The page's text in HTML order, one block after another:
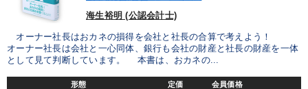
海生裕明 (公認会計士)
オーナー社長はおカネの損得を会社と社長の合算で考えよう！
オーナー社長は会社と一心同体、銀行も会社の財産と社長の財産を一体
として見て判断しています。 本書は、おカネの...
形態 定価 会員価格